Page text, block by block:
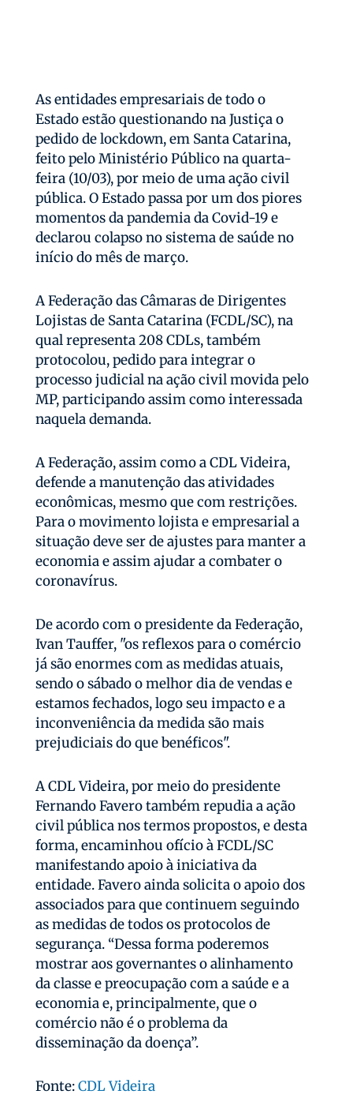
As entidades empresariais de todo o
Estado estão questionando na Justiça o
pedido de lockdown, em Santa Catarina,
feito pelo Ministério Público na quarta-
feira (10/03), por meio de uma ação civil
pública. O Estado passa por um dos piores
momentos da pandemia da Covid-19 e
declarou colapso no sistema de saúde no
início do mês de março.
A Federação das Câmaras de Dirigentes
Lojistas de Santa Catarina (FCDL/SC), na
qual representa 208 CDLs, também
protocolou, pedido para integrar o
processo judicial na ação civil movida pelo
MP, participando assim como interessada
naquela demanda.
A Federação, assim como a CDL Videira,
defende a manutenção das atividades
econômicas, mesmo que com restrições.
Para o movimento lojista e empresarial a
situação deve ser de ajustes para manter a
economia e assim ajudar a combater o
coronavírus.
De acordo com o presidente da Federação,
Ivan Tauffer, "os reflexos para o comércio
já são enormes com as medidas atuais,
sendo o sábado o melhor dia de vendas e
estamos fechados, logo seu impacto e a
inconveniência da medida são mais
prejudiciais do que benéficos".
A CDL Videira, por meio do presidente
Fernando Favero também repudia a ação
civil pública nos termos propostos, e desta
forma, encaminhou ofício à FCDL/SC
manifestando apoio à iniciativa da
entidade. Favero ainda solicita o apoio dos
associados para que continuem seguindo
as medidas de todos os protocolos de
segurança. “Dessa forma poderemos
mostrar aos governantes o alinhamento
da classe e preocupação com a saúde e a
economia e, principalmente, que o
comércio não é o problema da
disseminação da doença”.
Fonte:CDL Videira